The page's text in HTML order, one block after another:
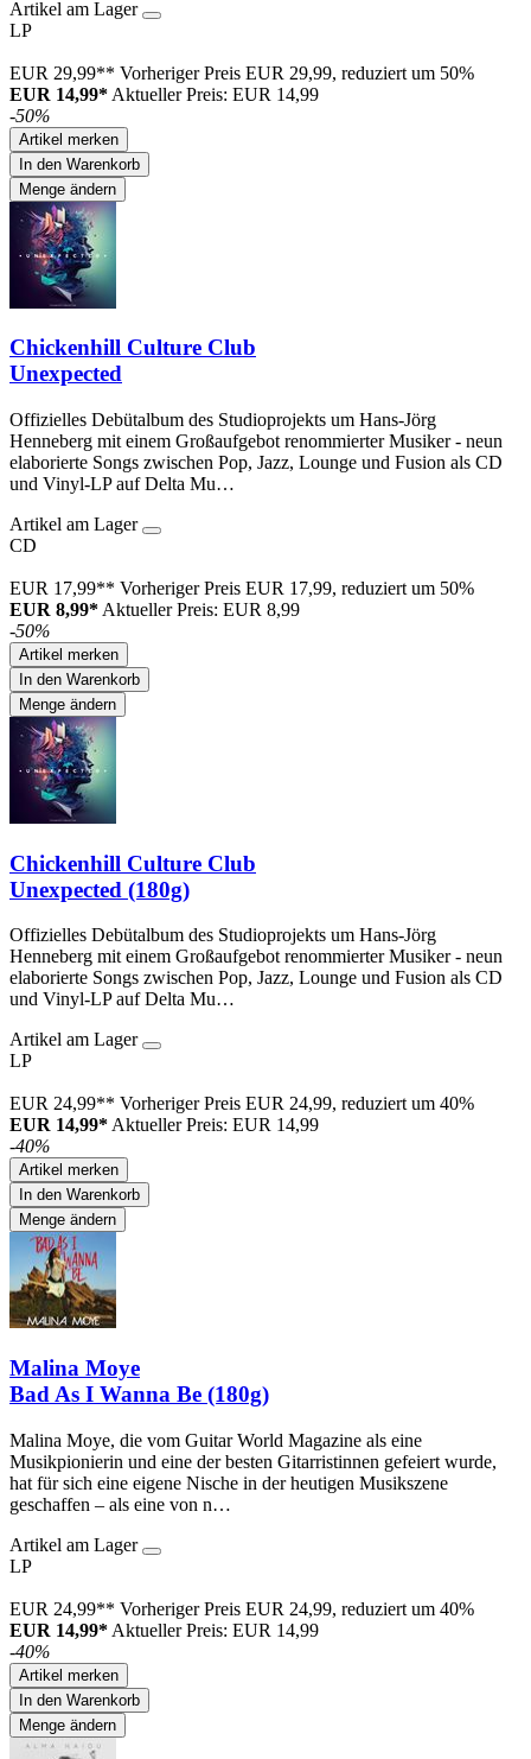
Artikel am Lager
LP
EUR 29,99** Vorheriger Preis EUR 29,99, reduziert um 50%
EUR 14,99* Aktueller Preis: EUR 14,99
-50%
Artikel merken
In den Warenkorb
Menge ändern
Chickenhill Culture Club
Unexpected
Offizielles Debütalbum des Studioprojekts um Hans-Jörg
Henneberg mit einem Großaufgebot renommierter Musiker - neun
elaborierte Songs zwischen Pop, Jazz, Lounge und Fusion als CD
und Vinyl-LP auf Delta Mu…
Artikel am Lager
CD
EUR 17,99** Vorheriger Preis EUR 17,99, reduziert um 50%
EUR 8,99* Aktueller Preis: EUR 8,99
-50%
Artikel merken
In den Warenkorb
Menge ändern
Chickenhill Culture Club
Unexpected (180g)
Offizielles Debütalbum des Studioprojekts um Hans-Jörg
Henneberg mit einem Großaufgebot renommierter Musiker - neun
elaborierte Songs zwischen Pop, Jazz, Lounge und Fusion als CD
und Vinyl-LP auf Delta Mu…
Artikel am Lager
LP
EUR 24,99** Vorheriger Preis EUR 24,99, reduziert um 40%
EUR 14,99* Aktueller Preis: EUR 14,99
-40%
Artikel merken
In den Warenkorb
Menge ändern
Malina Moye
Bad As I Wanna Be (180g)
Malina Moye, die vom Guitar World Magazine als eine
Musikpionierin und eine der besten Gitarristinnen gefeiert wurde,
hat für sich eine eigene Nische in der heutigen Musikszene
geschaffen – als eine von n…
Artikel am Lager
LP
EUR 24,99** Vorheriger Preis EUR 24,99, reduziert um 40%
EUR 14,99* Aktueller Preis: EUR 14,99
-40%
Artikel merken
In den Warenkorb
Menge ändern